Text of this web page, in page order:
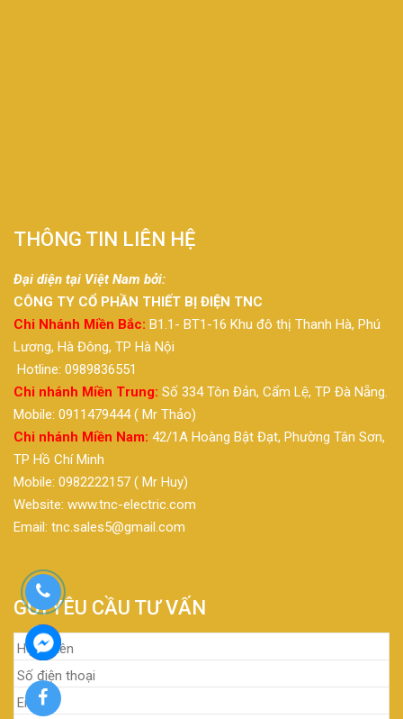
THÔNG TIN LIÊN HỆ
Đại diện tại Việt Nam bởi:
CÔNG TY CỔ PHẦN THIẾT BỊ ĐIỆN TNC
Chi Nhánh Miền Bắc: B1.1- BT1-16 Khu đô thị Thanh Hà, Phú
Lương, Hà Đông, TP Hà Nội
Hotline: 0989836551
Chi nhánh Miền Trung: Số 334 Tôn Đản, Cẩm Lệ, TP Đà Nẵng.
Mobile: 0911479444 ( Mr Thảo)
Chi nhánh Miền Nam: 42/1A Hoàng Bật Đạt, Phường Tân Sơn,
TP Hồ Chí Minh
Mobile: 0982222157 ( Mr Huy)
Website: www.tnc-electric.com
Email: tnc.sales5@gmail.com
GỬI YÊU CẦU TƯ VẤN